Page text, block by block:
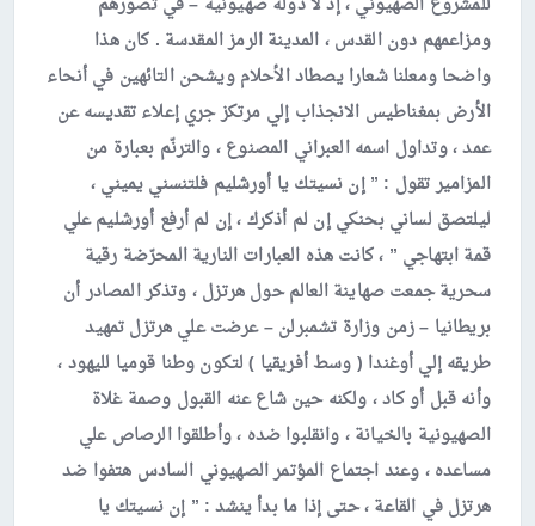
ومزاعمهم دون القدس ، المدينة الرمز المقدسة . كان هذا
واضحا ومعلنا شعارا يصطاد الأحلام ويشحن التائهين في أنحاء
الأرض بمغناطيس الانجذاب إلي مرتكز جري إعلاء تقديسه عن
عمد ، وتداول اسمه العبراني المصنوع ، والترنّم بعبارة من
المزامير تقول : ” إن نسيتك يا أورشليم فلتنسني يميني ،
ليلتصق لساني بحنكي إن لم أذكرك ، إن لم أرفع أورشليم علي
قمة ابتهاجي ” ، كانت هذه العبارات النارية المحرّضة رقية
سحرية جمعت صهاينة العالم حول هرتزل ، وتذكر المصادر أن
بريطانيا – زمن وزارة تشمبرلن – عرضت علي هرتزل تمهيد
طريقه إلي أوغندا ( وسط أفريقيا ) لتكون وطنا قوميا لليهود ،
وأنه قبل أو كاد ، ولكنه حين شاع عنه القبول وصمة غلاة
الصهيونية بالخيانة ، وانقلبوا ضده ، وأطلقوا الرصاص علي
مساعده ، وعند اجتماع المؤتمر الصهيوني السادس هتفوا ضد
هرتزل في القاعة ، حتى إذا ما بدأ ينشد : ” إن نسيتك يا